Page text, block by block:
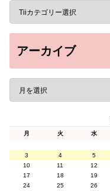
アーカイブ
月 火 水
3
4 5
10
11 12
17
18 19
24
25 26